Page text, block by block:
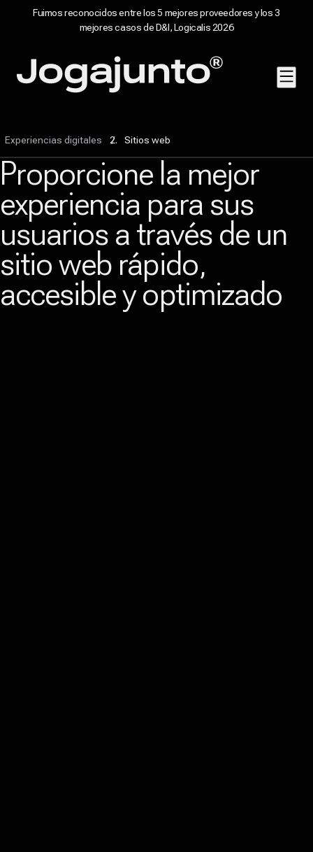
Saltar al contenido
Fuimos reconocidos entre los 5 mejores proveedores y los 3
mejores casos de D&I, Logicalis 2026
Experiencias digitales Sitios web
Proporcione la mejor
experiencia para sus
usuarios a través de un
sitio web rápido,
accesible y optimizado